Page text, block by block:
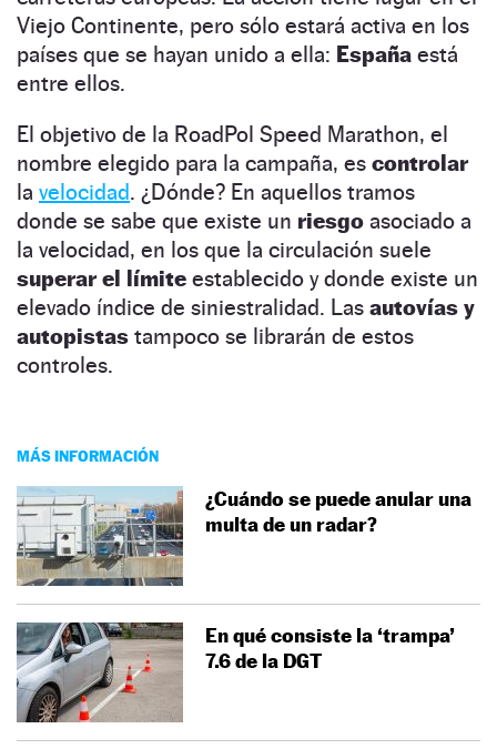
Viejo Continente, pero sólo estará activa en los
países que se hayan unido a ella: España está
entre ellos.
El objetivo de la RoadPol Speed Marathon, el
nombre elegido para la campaña, es controlar
la velocidad. ¿Dónde? En aquellos tramos
donde se sabe que existe un riesgo asociado a
la velocidad, en los que la circulación suele
superar el límite establecido y donde existe un
elevado índice de siniestralidad. Las autovías y
autopistas tampoco se librarán de estos
controles.
MÁS INFORMACIÓN
¿Cuándo se puede anular una
multa de un radar?
En qué consiste la ‘trampa’
7.6 de la DGT